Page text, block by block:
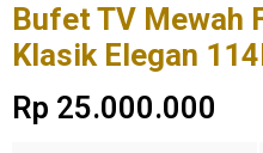
Bufet TV Mewah
Klasik Elegan
Rp 25.000.000